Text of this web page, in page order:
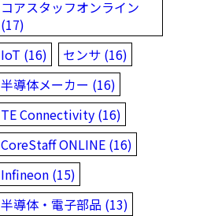
コアスタッフオンライン
(17)
IoT (16)
センサ (16)
半導体メーカー (16)
TE Connectivity (16)
CoreStaff ONLINE (16)
Infineon (15)
半導体・電子部品 (13)